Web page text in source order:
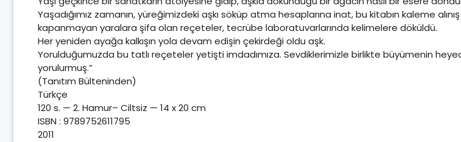
Yaşadığımız zamanın, yüreğimizdeki aşkı söküp atma hesaplarına inat, bu kitabın kaleme
kapanmayan yaralara şifa olan reçeteler, tecrübe laboratuvarlarında kelimelere döküldü.
Her yeniden ayağa kalkışın yola devam edişin çekirdeği oldu aşk.
Yorulduğumuzda bu tatlı reçeteler yetişti imdadımıza. Sevdiklerimizle birlikte büyümenin
yorulurmuş.”
(Tanıtım Bülteninden)
Türkçe
120 s. — 2. Hamur– Ciltsiz — 14 x 20 cm
ISBN : 9789752611795
2011